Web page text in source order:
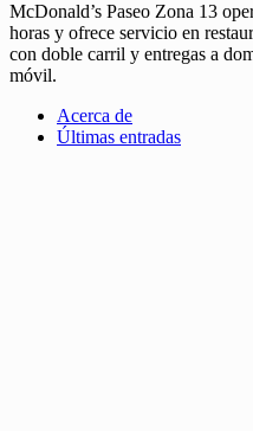
McDonald’s Paseo Zona 13
horas y ofrece servicio en
con doble carril y entregas a
móvil.
Acerca de
Últimas entradas